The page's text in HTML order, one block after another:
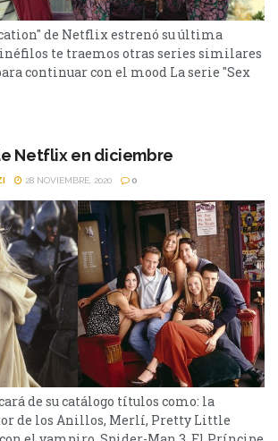
de Netflix estrenó su última
te traemos otras series similares
continuar con el mood La serie "Sex
trata sobre dos alumnos de la
que luego de percatarse de las variadas
al sexo, deciden abrir...
Netflix en diciembre
28 NOVIEMBRE, 2020 0
de su catálogo títulos como: la
de los Anillos, Merlí, Pretty Little